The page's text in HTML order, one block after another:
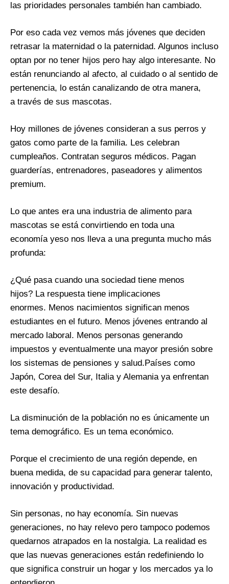
las prioridades personales también han cambiado.
Por eso cada vez vemos más jóvenes que deciden
retrasar la maternidad o la paternidad. Algunos incluso
optan por no tener hijos pero hay algo interesante. No
están renunciando al afecto, al cuidado o al sentido de
pertenencia, lo están canalizando de otra manera,
a través de sus mascotas.
Hoy millones de jóvenes consideran a sus perros y
gatos como parte de la familia. Les celebran
cumpleaños. Contratan seguros médicos. Pagan
guarderías, entrenadores, paseadores y alimentos
premium.
Lo que antes era una industria de alimento para
mascotas se está convirtiendo en toda una
economía yeso nos lleva a una pregunta mucho más
profunda:
¿Qué pasa cuando una sociedad tiene menos
hijos? La respuesta tiene implicaciones
enormes. Menos nacimientos significan menos
estudiantes en el futuro. Menos jóvenes entrando al
mercado laboral. Menos personas generando
impuestos y eventualmente una mayor presión sobre
los sistemas de pensiones y salud.Países como
Japón, Corea del Sur, Italia y Alemania ya enfrentan
este desafío.
La disminución de la población no es únicamente un
tema demográfico. Es un tema económico.
Porque el crecimiento de una región depende, en
buena medida, de su capacidad para generar talento,
innovación y productividad.
Sin personas, no hay economía. Sin nuevas
generaciones, no hay relevo pero tampoco podemos
quedarnos atrapados en la nostalgia. La realidad es
que las nuevas generaciones están redefiniendo lo
que significa construir un hogar y los mercados ya lo